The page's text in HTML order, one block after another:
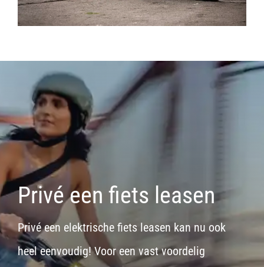
Privé een fiets leasen
Privé een elektrische fiets leasen kan nu ook
heel eenvoudig! Voor een vast voordelig